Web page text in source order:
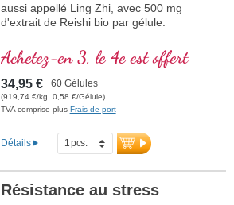
aussi appellé Ling Zhi, avec 500 mg
d'extrait de Reishi bio par gélule.
Achetez-en 3, le 4e est offert
34,95 € 60 Gélules
(919,74 €/kg, 0,58 €/Gélule)
TVA comprise plus Frais de port
Détails
Résistance au stress